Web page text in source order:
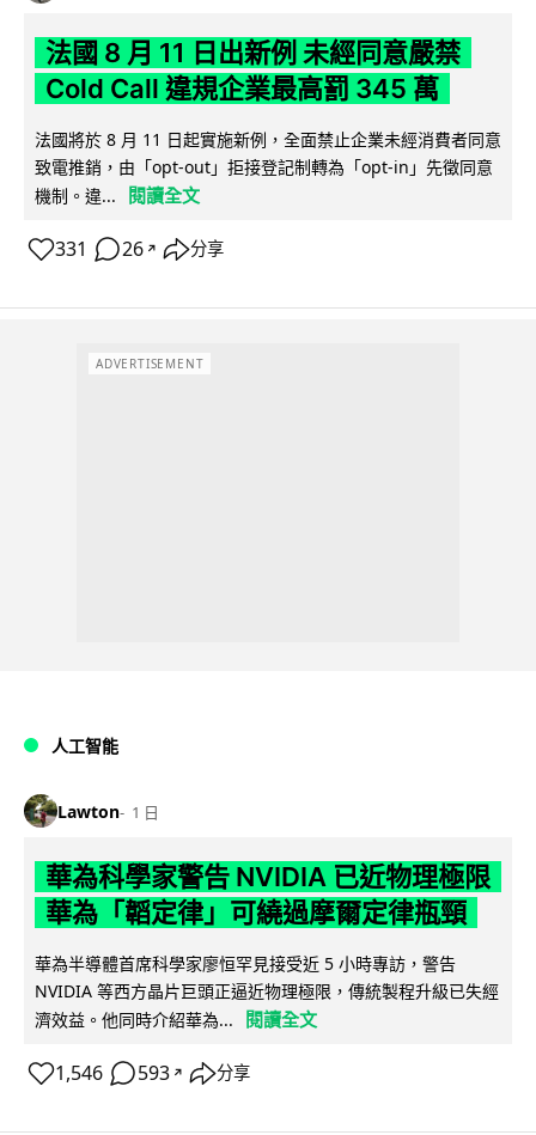
法國 8 月 11 日出新例 未經同意嚴禁
Cold Call 違規企業最高罰 345 萬
法國將於 8 月 11 日起實施新例，全面禁止企業未經消費者同意
致電推銷，由「opt-out」拒接登記制轉為「opt-in」先徵同意
機制。違...
閱讀全文
331 26 ↗ 分享
ADVERTISEMENT
人工智能
Lawton 1 日
華為科學家警告 NVIDIA 已近物理極限
華為「韜定律」可繞過摩爾定律瓶頸
華為半導體首席科學家廖恒罕見接受近 5 小時專訪，警告
NVIDIA 等西方晶片巨頭正逼近物理極限，傳統製程升級已失經
濟效益。他同時介紹華為...
閱讀全文
1,546 593 ↗ 分享